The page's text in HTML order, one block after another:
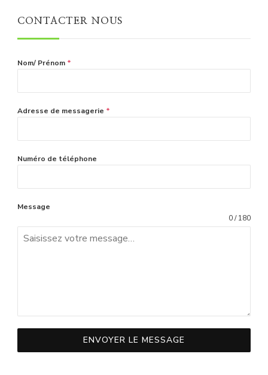
CONTACTER NOUS
Nom/ Prénom *
Adresse de messagerie *
Numéro de téléphone
Message
0 / 180
ENVOYER LE MESSAGE